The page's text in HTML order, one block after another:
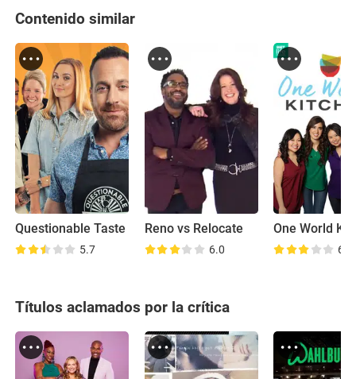
Contenido similar
Questionable Taste
5.7
Reno vs Relocate
6.0
One World
6.6
Títulos aclamados por la crítica